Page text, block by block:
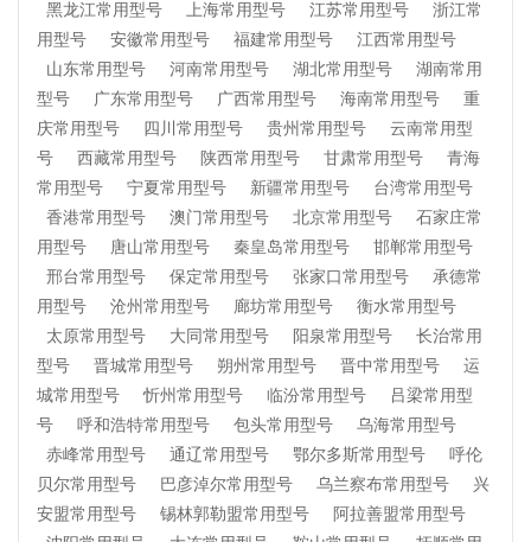
黑龙江常用型号
上海常用型号 江苏常用型号
浙江常
用型号
安徽常用型号 福建常用型号
江西常用型号
山东常用型号
河南常用型号 湖北常用型号
湖南常用
型号
广东常用型号 广西常用型号 海南常用型号
重
庆常用型号
四川常用型号 贵州常用型号
云南常用型
号
西藏常用型号 陕西常用型号 甘肃常用型号
青海
常用型号
宁夏常用型号 新疆常用型号
台湾常用型号
香港常用型号
澳门常用型号 北京常用型号
石家庄常
用型号
唐山常用型号 秦皇岛常用型号
邯郸常用型号
邢台常用型号
保定常用型号 张家口常用型号
承德常
用型号
沧州常用型号 廊坊常用型号
衡水常用型号
太原常用型号
大同常用型号 阳泉常用型号
长治常用
型号
晋城常用型号 朔州常用型号 晋中常用型号
运
城常用型号
忻州常用型号 临汾常用型号
吕梁常用型
号
呼和浩特常用型号 包头常用型号
乌海常用型号
赤峰常用型号
通辽常用型号 鄂尔多斯常用型号
呼伦
贝尔常用型号
巴彦淖尔常用型号 乌兰察布常用型号
兴
安盟常用型号
锡林郭勒盟常用型号
阿拉善盟常用型号